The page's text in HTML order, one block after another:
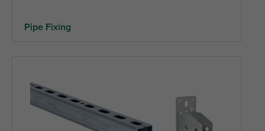
Pipe Fixing